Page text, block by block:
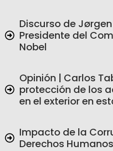
Discurso de
Presidente del
Nobel
Opinión | Carlos
protección de los
en el exterior en
Impacto de la
Derechos Humanos